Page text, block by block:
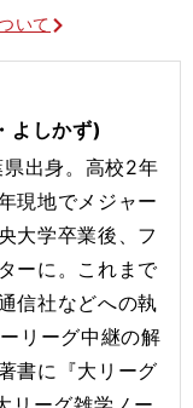
いて
よしかず)
出身。高校2年
現地でメジャー
大学卒業後、フ
ーに。これまで
信社などへの執
リーグ中継の解
書に『大リーグ